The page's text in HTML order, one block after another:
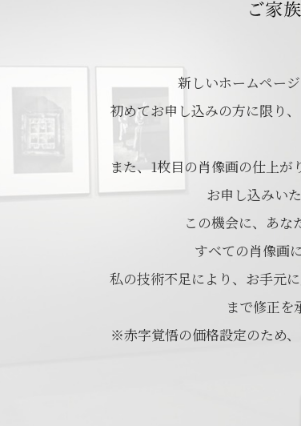
新しいホームペー
初めてお申し込みの方に限り
また、1枚目の肖像画の仕上
お申し込みい
この機会に、あな
すべての肖像画
私の技術不足により、お手元
まで修正を
※赤字覚悟の価格設定のため